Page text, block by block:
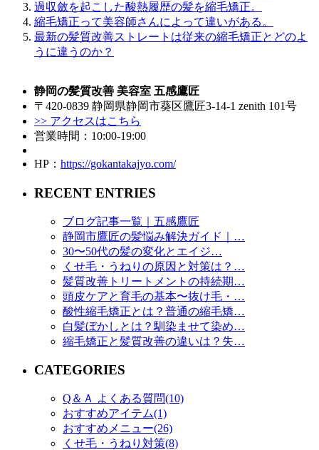
過収斂を起こした酸熱履歴の髪を縮毛矯正。
縮毛矯正って美容師さんによって違いがある。
最新の髪質改善ストレートは従来の縮毛矯正とどのよ
うに違うのか？
静岡の髪質改善 美容室 五感鷹匠
〒420-0839 静岡県静岡市葵区鷹匠3-14-1 zenith 101号
>> アクセスはこちら
営業時間：10:00-19:00
HP： https://gokantakajyo.com/
RECENT ENTRIES
ブログ記事一覧｜五感鷹匠
静岡市鷹匠の髪悩み解決ガイド｜…
30〜50代の髪の変化とエイジ…
くせ毛・うねりの原因と対策は？…
髪質改善トリートメントの持続期…
頭皮ケアと育毛の基本〜抜け毛・…
酸性縮毛矯正とは？普通の縮毛矯…
白髪ぼかしとは？馴染ませて染め…
縮毛矯正と髪質改善の違いは？失…
CATEGORIES
Q＆Ａ よくある質問(10)
おすすめアイテム(1)
おすすめメニュー(26)
くせ毛・うねり対策(8)